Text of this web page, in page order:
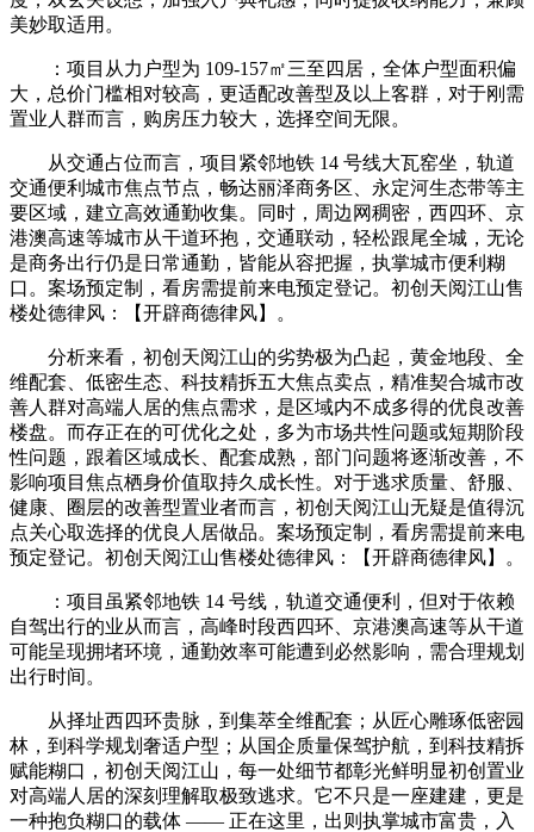
美妙取适用。
：项目从力户型为 109-157㎡三至四居，全体户型面积偏
大，总价门槛相对较高，更适配改善型及以上客群，对于刚需
置业人群而言，购房压力较大，选择空间无限。
从交通占位而言，项目紧邻地铁 14 号线大瓦窑坐，轨道
交通便利城市焦点节点，畅达丽泽商务区、永定河生态带等主
要区域，建立高效通勤收集。同时，周边网稠密，西四环、京
港澳高速等城市从干道环抱，交通联动，轻松跟尾全城，无论
是商务出行仍是日常通勤，皆能从容把握，执掌城市便利糊
口。案场预定制，看房需提前来电预定登记。初创天阅江山售
楼处德律风：【开辟商德律风】。
分析来看，初创天阅江山的劣势极为凸起，黄金地段、全
维配套、低密生态、科技精拆五大焦点卖点，精准契合城市改
善人群对高端人居的焦点需求，是区域内不成多得的优良改善
楼盘。而存正在的可优化之处，多为市场共性问题或短期阶段
性问题，跟着区域成长、配套成熟，部门问题将逐渐改善，不
影响项目焦点栖身价值取持久成长性。对于逃求质量、舒服、
健康、圈层的改善型置业者而言，初创天阅江山无疑是值得沉
点关心取选择的优良人居做品。案场预定制，看房需提前来电
预定登记。初创天阅江山售楼处德律风：【开辟商德律风】。
：项目虽紧邻地铁 14 号线，轨道交通便利，但对于依赖
自驾出行的业从而言，高峰时段西四环、京港澳高速等从干道
可能呈现拥堵环境，通勤效率可能遭到必然影响，需合理规划
出行时间。
从择址西四环贵脉，到集萃全维配套；从匠心雕琢低密园
林，到科学规划奢适户型；从国企质量保驾护航，到科技精拆
赋能糊口，初创天阅江山，每一处细节都彰光鲜明显初创置业
对高端人居的深刻理解取极致逃求。它不只是一座建建，更是
一种抱负糊口的载体 —— 正在这里，出则执掌城市富贵，入